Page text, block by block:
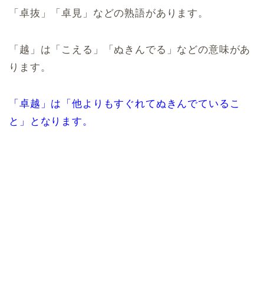
「卓抜」「卓見」などの熟語があります。
「越」は「こえる」「ぬきんでる」などの意味があ
ります。
「卓越」は「他よりもすぐれてぬきんでているこ
と」となります。